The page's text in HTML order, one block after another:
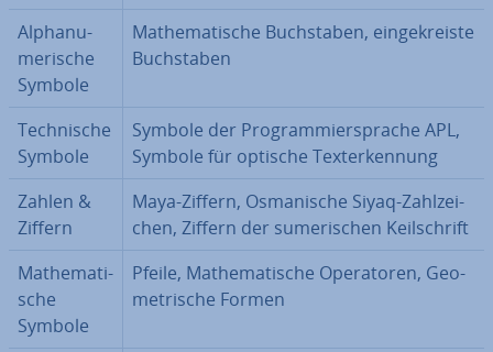
Al­pha­nu­
me­ri­sche
Symbole
Ma­the­ma­ti­sche Buch­sta­ben, ein­ge­kreis­te
Buch­sta­ben
Tech­ni­sche
Symbole
Symbole der Pro­gram­mier­spra­che APL,
Symbole für optische Tex­terken­nung
Zahlen &
Ziffern
Maya-Ziffern, Os­ma­ni­sche Siyaq-Zahl­zei­
chen, Ziffern der su­me­ri­schen Keil­schrift
Ma­the­ma­ti­
sche
Symbole
Pfeile, Ma­the­ma­ti­sche Ope­ra­to­ren, Geo­
me­tri­sche Formen